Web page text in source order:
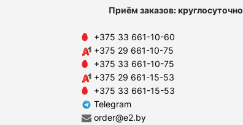
Приём заказов: круглосуточно
+375 33 661-10-60
+375 29 661-10-75
+375 33 661-10-75
+375 29 661-15-53
+375 33 661-15-53
Telegram
order@e2.by